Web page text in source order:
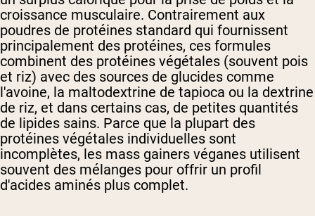
croissance musculaire. Contrairement aux
poudres de protéines standard qui fournissent
principalement des protéines, ces formules
combinent des protéines végétales (souvent pois
et riz) avec des sources de glucides comme
l'avoine, la maltodextrine de tapioca ou la dextrine
de riz, et dans certains cas, de petites quantités
de lipides sains. Parce que la plupart des
protéines végétales individuelles sont
incomplètes, les mass gainers véganes utilisent
souvent des mélanges pour offrir un profil
d'acides aminés plus complet.